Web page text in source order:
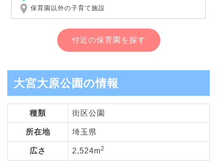
保育園以外の子育て施設
付近の保育園を探す
大宮大原公園の情報
種類 街区公園
所在地 埼玉県
広さ 2,524m2